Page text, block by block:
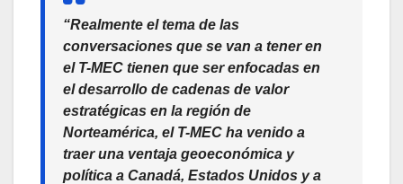
“Realmente el tema de las
conversaciones que se van a tener en
el T-MEC tienen que ser enfocadas en
el desarrollo de cadenas de valor
estratégicas en la región de
Norteamérica, el T-MEC ha venido a
traer una ventaja geoeconómica y
política a Canadá, Estados Unidos y a